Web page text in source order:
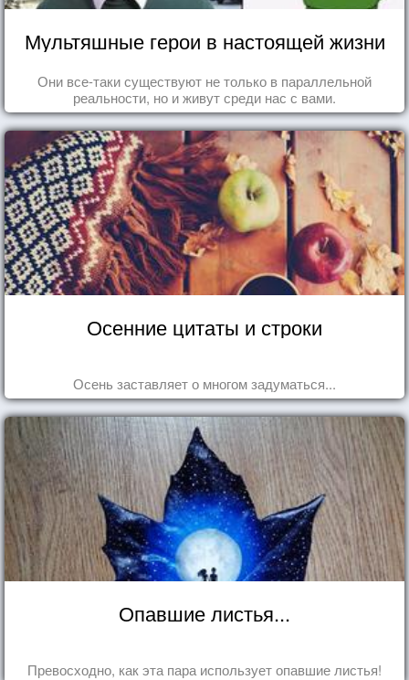
Мультяшные герои в настоящей жизни
Они все-таки существуют не только в параллельной
реальности, но и живут среди нас с вами.
Осенние цитаты и строки
Осень заставляет о многом задуматься...
Опавшие листья...
Превосходно, как эта пара использует опавшие листья!